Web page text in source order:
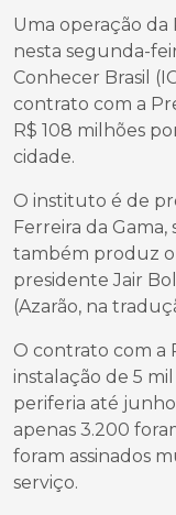
Uma operação da
nesta segunda-
Conhecer Brasil
contrato com a
R$ 108 milhões
cidade.
O instituto é de
Ferreira da
também produz
presidente Jair
(Azarão, na
O contrato com a
instalação de 5
periferia até
apenas 3.200
foram assinados
serviço.